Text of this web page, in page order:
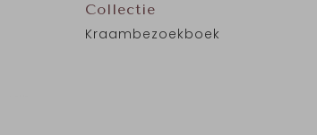
Collectie
Kraambezoekboek